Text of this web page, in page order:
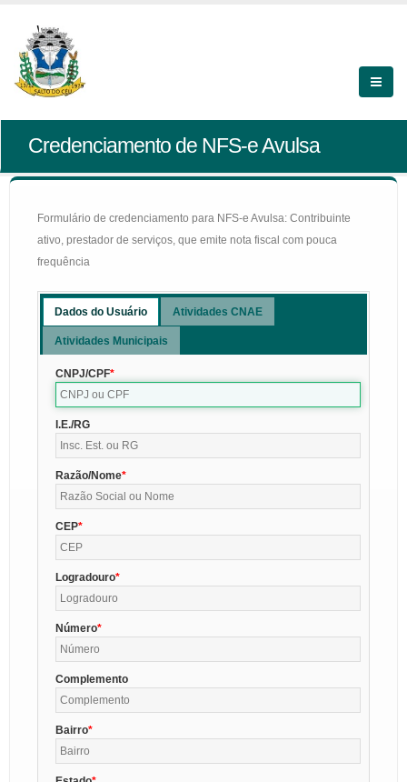
Credenciamento de NFS-e Avulsa
Formulário de credenciamento para NFS-e Avulsa: Contribuinte
ativo, prestador de serviços, que emite nota fiscal com pouca
frequência
Dados do Usuário Atividades CNAE
Atividades Municipais
CNPJ/CPF
I.E./RG
Razão/Nome
CEP
Logradouro
Número
Complemento
Bairro